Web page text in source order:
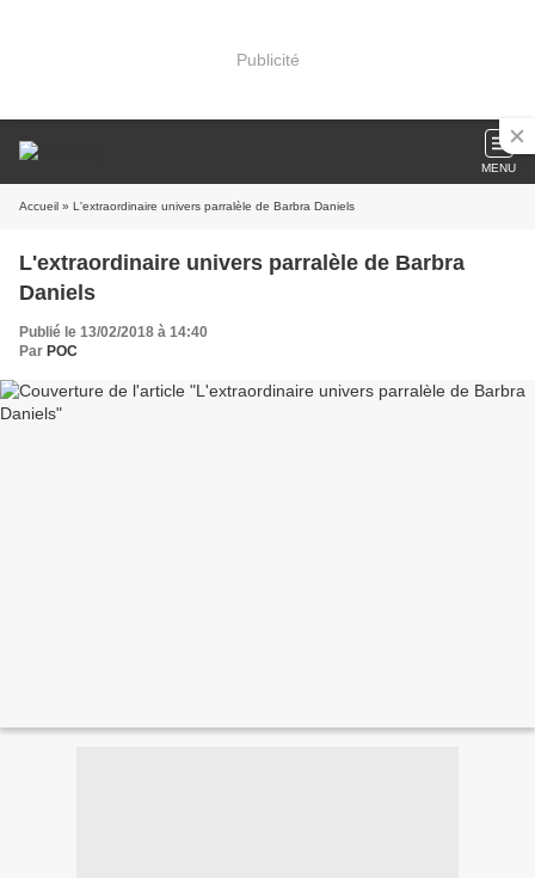
Publicité
MENU
Accueil » L'extraordinaire univers parralèle de Barbra Daniels
L'extraordinaire univers parralèle de Barbra
Daniels
Publié le 13/02/2018 à 14:40
Par POC